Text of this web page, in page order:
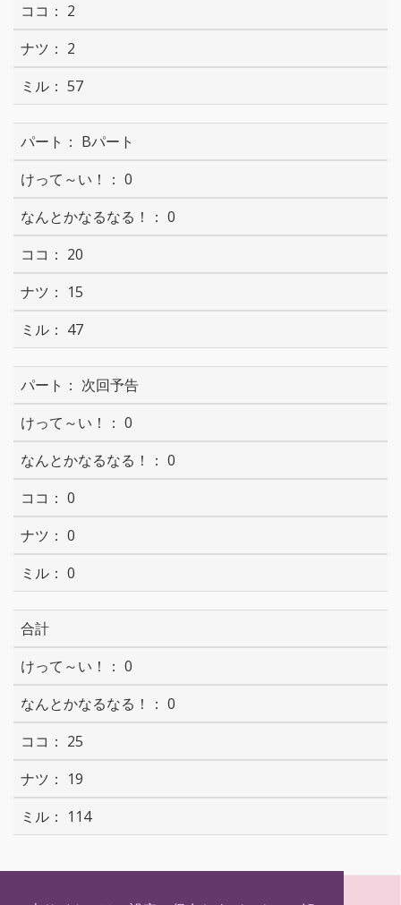
2
2
57
Bパート
0
0
20
15
47
次回予告
0
0
0
0
0
合計
0
0
25
19
114